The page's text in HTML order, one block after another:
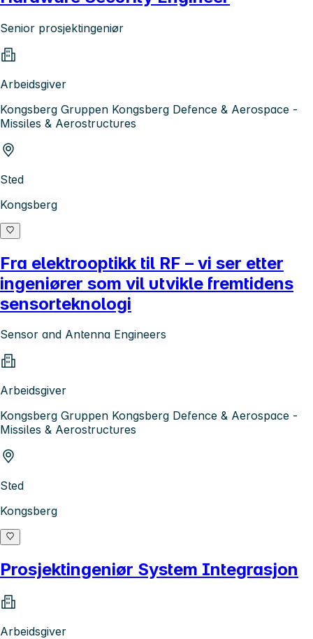
Senior prosjektingeniør
Arbeidsgiver
Kongsberg Gruppen Kongsberg Defence & Aerospace -
Missiles & Aerostructures
Sted
Kongsberg
Fra elektrooptikk til RF – vi ser etter
ingeniører som vil utvikle fremtidens
sensorteknologi
Sensor and Antenna Engineers
Arbeidsgiver
Kongsberg Gruppen Kongsberg Defence & Aerospace -
Missiles & Aerostructures
Sted
Kongsberg
Prosjektingeniør System Integrasjon
Arbeidsgiver